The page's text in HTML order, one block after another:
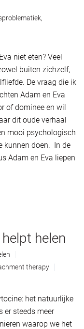
,
niet eten? Veel
buiten zichzelf,
De vraag die ik
Adam en Eva
of dominee en wil
dit oude verhaal
mooi psychologisch
kunnen doen. In de
Adam en Eva liepen
helen
therapy
het natuurlijke
er steeds meer
waarop we het